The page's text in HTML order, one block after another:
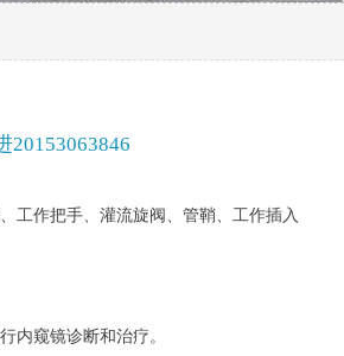
20153063846
工作把手、灌流旋阀、管鞘、工作插入
内窥镜诊断和治疗。